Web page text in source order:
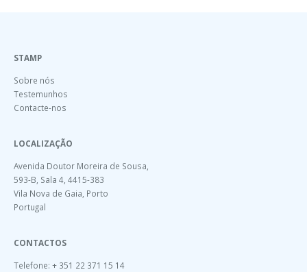
STAMP
Sobre nós
Testemunhos
Contacte-nos
LOCALIZAÇÃO
Avenida Doutor Moreira de Sousa,
593-B, Sala 4, 4415-383
Vila Nova de Gaia, Porto
Portugal
CONTACTOS
Telefone: + 351 22 371 15 14